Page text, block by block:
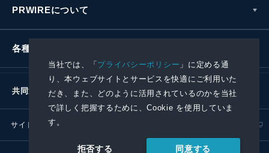
当社では、「プライバシーポリシー 」に定める通
り、本ウェブサイトとサービスを快適にご利用いた
だき、また、どのように活用されているのかを当社
で詳しく把握するために、Cookie を使用していま
す。
拒否する 同意する
PRWIREについて
各種お問い合わせ
共同通信社グループ
サイトポリシー